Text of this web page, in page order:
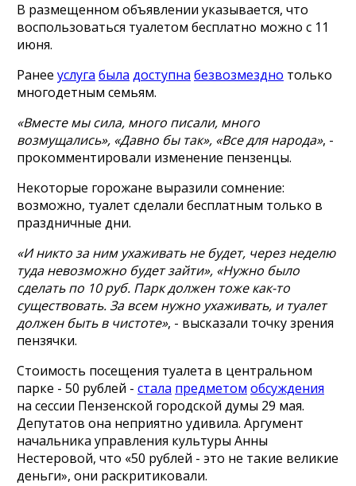
В размещенном объявлении указывается, что
воспользоваться туалетом бесплатно можно с 11
июня.
Ранее услуга была доступна безвозмездно только
многодетным семьям.
«Вместе мы сила, много писали, много
возмущались», «Давно бы так», «Все для народа», -
прокомментировали изменение пензенцы.
Некоторые горожане выразили сомнение:
возможно, туалет сделали бесплатным только в
праздничные дни.
«И никто за ним ухаживать не будет, через неделю
туда невозможно будет зайти», «Нужно было
сделать по 10 руб. Парк должен тоже как-то
существовать. За всем нужно ухаживать, и туалет
должен быть в чистоте», - высказали точку зрения
пензячки.
Стоимость посещения туалета в центральном
парке - 50 рублей - стала предметом обсуждения
на сессии Пензенской городской думы 29 мая.
Депутатов она неприятно удивила. Аргумент
начальника управления культуры Анны
Нестеровой, что «50 рублей - это не такие великие
деньги», они раскритиковали.